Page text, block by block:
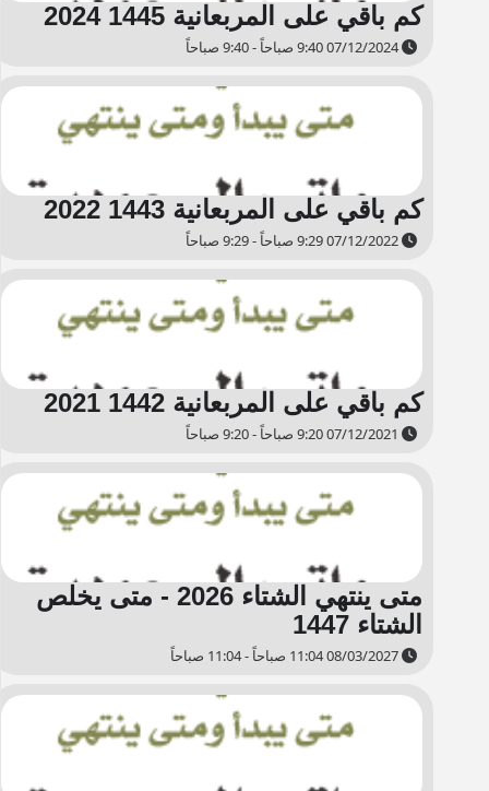
كم باقي على المربعانية 1445 2024
07/12/2024 9:40 صباحاً - 9:40 صباحاً
كم باقي على المربعانية 1443 2022
كم باقي على المربعانية 1442 2021
متى ينتهي الشتاء 2026 - متى يخلص
الشتاء 1447